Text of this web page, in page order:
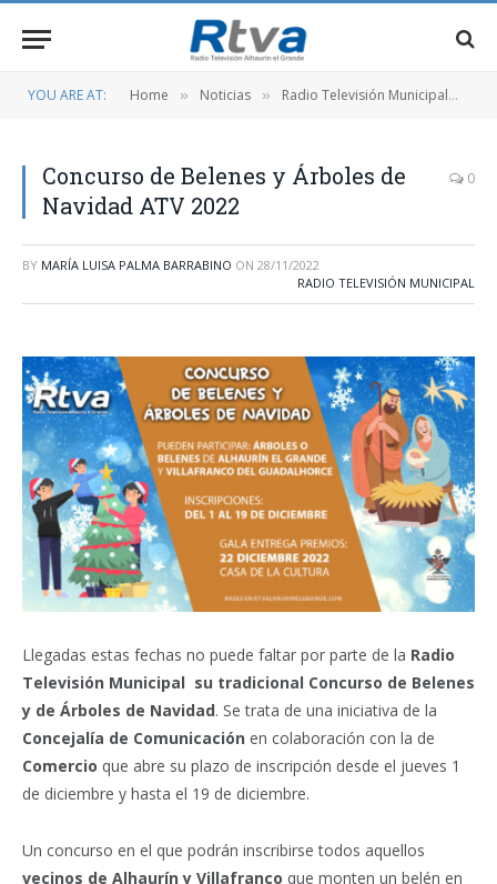
YOU ARE AT: Home » Noticias » Radio Televisión Municipal
Concurso de Belenes y Árboles de
Navidad ATV 2022
0
BY MARÍA LUISA PALMA BARRABINO ON 28/11/2022
RADIO TELEVISIÓN MUNICIPAL
Llegadas estas fechas no puede faltar por parte de la Radio
Televisión Municipal su tradicional Concurso de Belenes
y de Árboles de Navidad. Se trata de una iniciativa de la
Concejalía de Comunicación en colaboración con la de
Comercio que abre su plazo de inscripción desde el jueves 1
de diciembre y hasta el 19 de diciembre.
Un concurso en el que podrán inscribirse todos aquellos
vecinos de Alhaurín y Villafranco que monten un belén en